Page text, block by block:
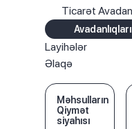
Ticarət
Layihələr
Əlaqə
Məhsulların
Qiymət
siyahısı